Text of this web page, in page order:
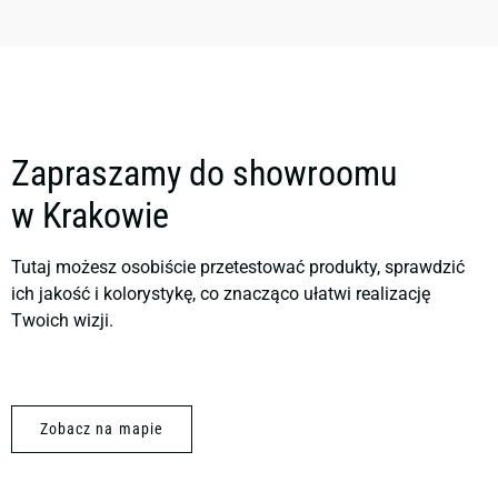
Zapraszamy do showroomu
w Krakowie
Tutaj możesz osobiście przetestować produkty, sprawdzić
ich jakość i kolorystykę, co znacząco ułatwi realizację
Twoich wizji.
Zobacz na mapie